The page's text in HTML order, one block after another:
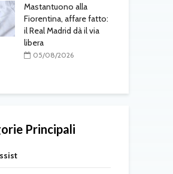
Mastantuono alla
Fiorentina, affare fatto:
il Real Madrid dà il via
libera
05/08/2026
Principali